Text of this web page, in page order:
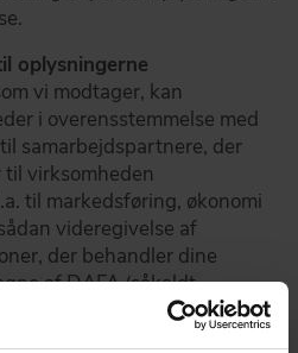
oplysningerne
vi modtager, kan
i overensstemmelse med
samarbejdspartnere, der
virksomheden
til markedsføring, økonomi
videregivelse af
der behandler dine
af DAFA (såkaldt
om, hvordan
personoplysningerne, og